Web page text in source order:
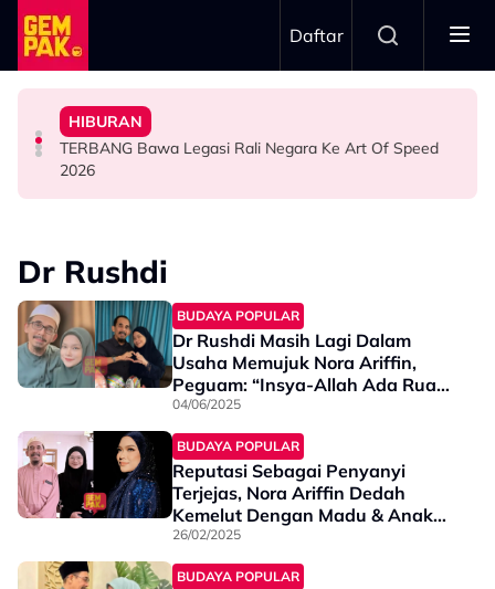
Skip to main content
Daftar
HIBURAN
Yusry Belum Terfikir Masuk GV, Rasa Tak Adil Sebab…
HIBURAN
TERBANG Bawa Legasi Rali Negara Ke Art Of Speed
2026
HIBURAN
Big Stage Rocketfuel: Didakwa Cuba Jadi Aina Abdul,
Ranisha Jawab: “Bagi Saya Itu Satu…”
HIBURAN
Netizen Restu! Semua Tak Sabar Nak Saksikan Kudrat
1968
Dr Rushdi
BUDAYA POPULAR
Dr Rushdi Masih Lagi Dalam
Usaha Memujuk Nora Ariffin,
Peguam: “Insya-Allah Ada Ruang
Untuk…”
04/06/2025
BUDAYA POPULAR
Reputasi Sebagai Penyanyi
Terjejas, Nora Ariffin Dedah
Kemelut Dengan Madu & Anak
Tiri - “Tiada Permohonan Maaf…”
26/02/2025
BUDAYA POPULAR